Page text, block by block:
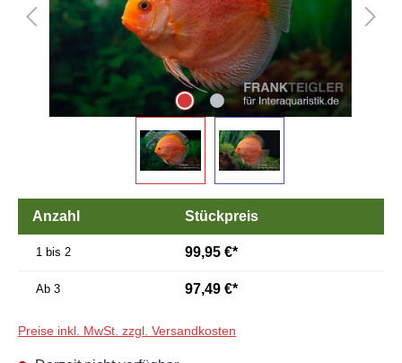
Anzahl Stückpreis
1 bis 2 99,95 €*
Ab 3 97,49 €*
Preise inkl. MwSt. zzgl. Versandkosten